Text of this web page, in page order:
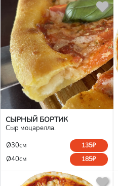
СЫРНЫЙ БОРТИК
Сыр моцарелла.
Ø30см
135₽
Ø40см 185₽